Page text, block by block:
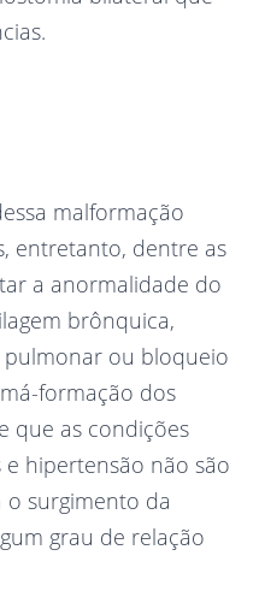
malformação
entretanto, dentre as
a anormalidade do
brônquica,
ou bloqueio
formação dos
que as condições
hipertensão não são
o surgimento da
grau de relação